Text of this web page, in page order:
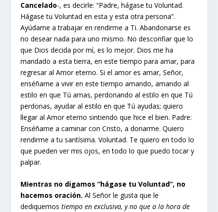
Cancelado-, es decirle: “Padre, hágase tu Voluntad.
Hágase tu Voluntad en esta y esta otra persona”.
Ayúdame a trabajar en rendirme a Ti. Abandonarse es
no desear nada para uno mismo. No desconfiar que lo
que Dios decida por mí, es lo mejor. Dios me ha
mandado a esta tierra, en este tiempo para amar, para
regresar al Amor eterno. Si el amor es amar, Señor,
enséñame a vivir en este tiempo amando, amando al
estilo en que Tú amas, perdonando al estilo en que Tú
perdonas, ayudar al estilo en que Tú ayudas; quiero
llegar al Amor eterno sintiendo que hice el bien. Padre:
Enséñame a caminar con Cristo, a donarme. Quiero
rendirme a tu santísima. Voluntad. Te quiero en todo lo
que pueden ver mis ojos, en todo lo que puedo tocar y
palpar.
Mientras no digamos “hágase tu Voluntad”, no
hacemos oración.Al Señor le gusta que le
dediquemostiempo en exclusiva, y no que a la hora de